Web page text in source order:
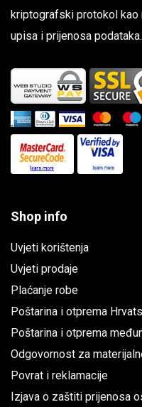
kriptografski protokol
upisa i prijenosa podataka.
Shop info
Uvjeti korištenja
Uvjeti prodaje
Plaćanje robe
Poštarina i otprema
Poštarina i otprema
Odgovornost za
Povrat i reklamacije
Izjava o zaštiti prijenosa